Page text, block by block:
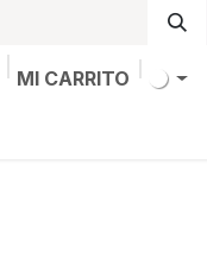
MI CARRITO